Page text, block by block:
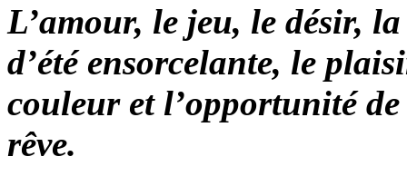
L’amour, le jeu, le désir,
d’été ensorcelante, le
couleur et l’opportunité
rêve.